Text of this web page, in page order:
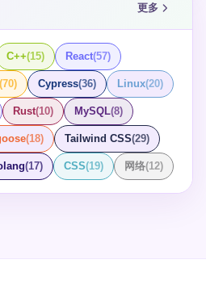
更多
C++(15) React(57)
(70) Cypress(36) Linux(20)
Rust(10) MySQL(8)
(18) Tailwind CSS(29)
(17) CSS(19) 网络(12)